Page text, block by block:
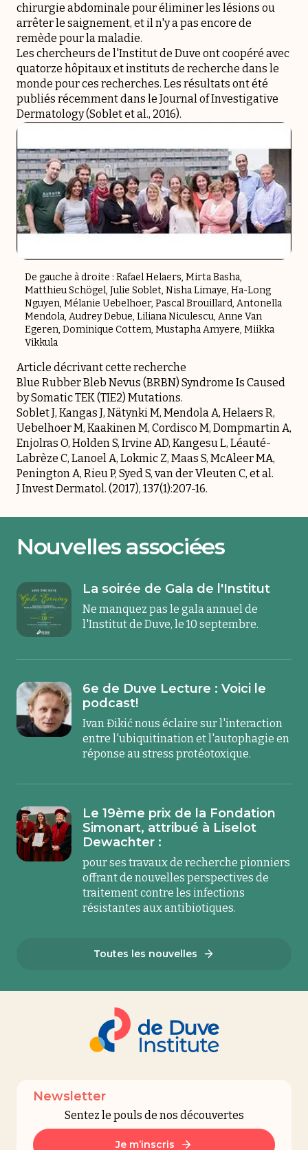
chirurgie abdominale pour éliminer les lésions ou
arrêter le saignement, et il n'y a pas encore de
remède pour la maladie.
Les chercheurs de l'Institut de Duve ont coopéré avec
quatorze hôpitaux et instituts de recherche dans le
monde pour ces recherches. Les résultats ont été
publiés récemment dans le Journal of Investigative
Dermatology (Soblet et al., 2016).
De gauche à droite : Rafael Helaers, Mirta Basha,
Matthieu Schögel, Julie Soblet, Nisha Limaye, Ha-Long
Nguyen, Mélanie Uebelhoer, Pascal Brouillard, Antonella
Mendola, Audrey Debue, Liliana Niculescu, Anne Van
Egeren, Dominique Cottem, Mustapha Amyere, Miikka
Vikkula
Article décrivant cette recherche
Blue Rubber Bleb Nevus (BRBN) Syndrome Is Caused
by Somatic TEK (TIE2) Mutations.
Soblet J, Kangas J, Nätynki M, Mendola A, Helaers R,
Uebelhoer M, Kaakinen M, Cordisco M, Dompmartin A,
Enjolras O, Holden S, Irvine AD, Kangesu L, Léauté-
Labrèze C, Lanoel A, Lokmic Z, Maas S, McAleer MA,
Penington A, Rieu P, Syed S, van der Vleuten C, et al.
J Invest Dermatol. (2017), 137(1):207-16.
Nouvelles associées
Toutes les nouvelles
La soirée de Gala de l'Institut
Ne manquez pas le gala annuel de
l'Institut de Duve, le 10 septembre.
6e de Duve Lecture : Voici le
podcast!
Ivan Đikić nous éclaire sur l'interaction
entre l'ubiquitination et l'autophagie en
réponse au stress protéotoxique.
Le 19ème prix de la Fondation
Simonart, attribué à Liselot
Dewachter :
pour ses travaux de recherche pionniers
offrant de nouvelles perspectives de
traitement contre les infections
résistantes aux antibiotiques.
Newsletter
Sentez le pouls de nos découvertes
Je m’inscris